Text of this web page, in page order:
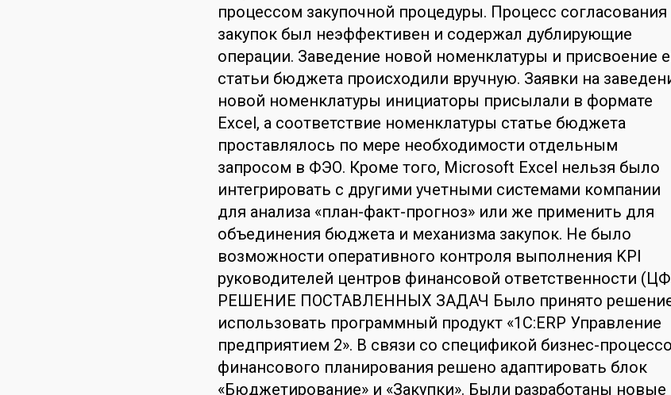
процессом закупочной процедуры. Процесс согласования
закупок был неэффективен и содержал дублирующие
операции. Заведение новой номенклатуры и присвоение
статьи бюджета происходили вручную. Заявки на
новой номенклатуры инициаторы присылали в формате
Excel, а соответствие номенклатуры статье бюджета
проставлялось по мере необходимости отдельным
запросом в ФЭО. Кроме того, Microsoft Excel нельзя было
интегрировать с другими учетными системами компании
для анализа «план-факт-прогноз» или же применить для
объединения бюджета и механизма закупок. Не было
возможности оперативного контроля выполнения KPI
руководителей центров финансовой ответственности
РЕШЕНИЕ ПОСТАВЛЕННЫХ ЗАДАЧ Было принято
использовать программный продукт «1С:ERP Управление
предприятием 2». В связи со спецификой бизнес-
финансового планирования решено адаптировать блок
«Бюджетирование» и «Закупки». Были разработаны новые